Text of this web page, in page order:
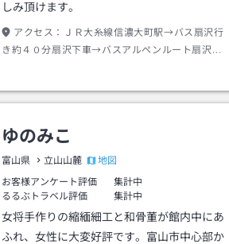
しみ頂けます。
アクセス：
ＪＲ大糸線信濃大町駅→バス扇沢行
き約４０分扇沢下車→バスアルペンルート扇沢：
ゆのみこ
富山県 立山山麓
地図
お客様アンケート評価
集計中
るるぶトラベル評価
集計中
女将手作りの縮緬細工と和骨董が館内中にあ
ふれ、女性に大変好評です。富山市中心部か